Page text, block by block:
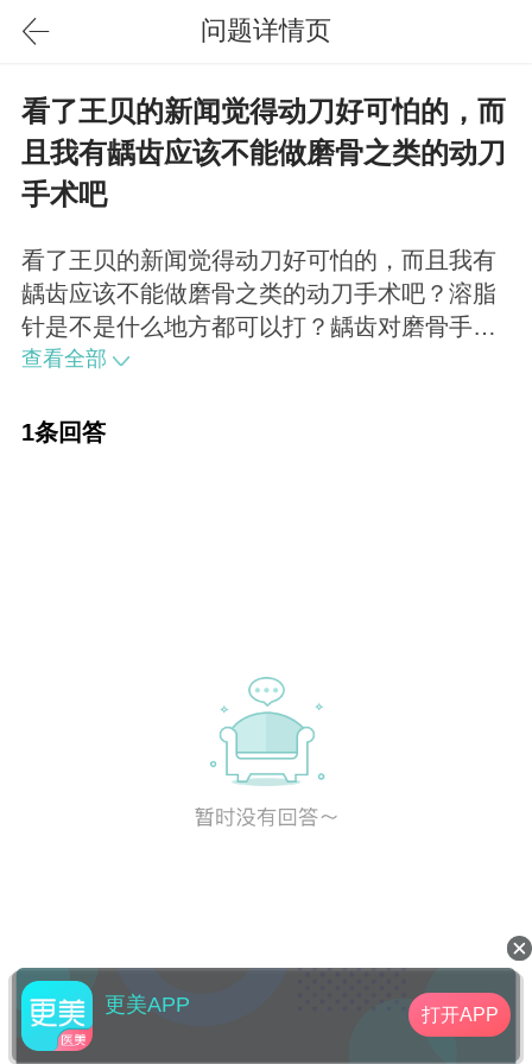
问题详情页
看了王贝的新闻觉得动刀好可怕的，而
且我有龋齿应该不能做磨骨之类的动刀
手术吧
看了王贝的新闻觉得动刀好可怕的，而且我有
龋齿应该不能做磨骨之类的动刀手术吧？溶脂
针是不是什么地方都可以打？龋齿对磨骨手术
没有影响，溶脂针不是什么地方都可以打，它
巴、臂部等部位。
查看全部
1条回答
更美APP 打开APP